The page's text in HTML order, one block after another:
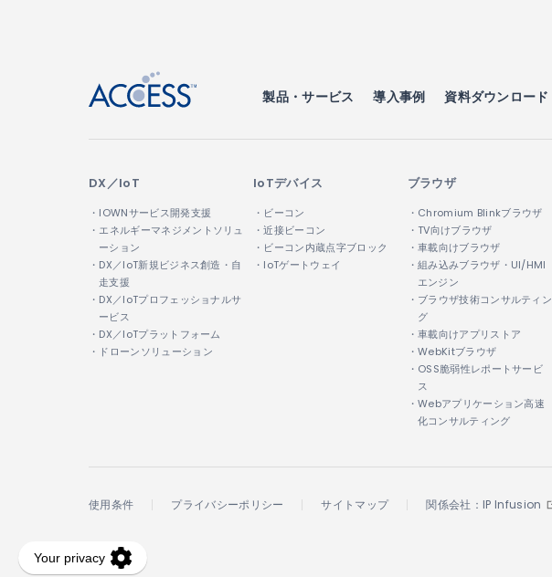
製品・サービス 導入事例 資料ダウンロード
DX／IoT
・IOWNサービス開発支援
・エネルギーマネジメントソリュ
ーション
・DX／IoT新規ビジネス創造・自
走支援
・DX／IoTプロフェッショナルサ
ービス
・DX／IoTプラットフォーム
・ドローンソリューション
IoTデバイス
・ビーコン
・近接ビーコン
・ビーコン内蔵点字ブロック
・IoTゲートウェイ
ブラウザ
・Chromium Blinkブラウザ
・TV向けブラウザ
・車載向けブラウザ
・組み込みブラウザ・UI/HMI
エンジン
・ブラウザ技術コンサルティン
グ
・車載向けアプリストア
・WebKitブラウザ
・OSS脆弱性レポートサービ
ス
・Webアプリケーション高速
化コンサルティング
使用条件 プライバシーポリシー サイトマップ 関係会社：IP Infusion